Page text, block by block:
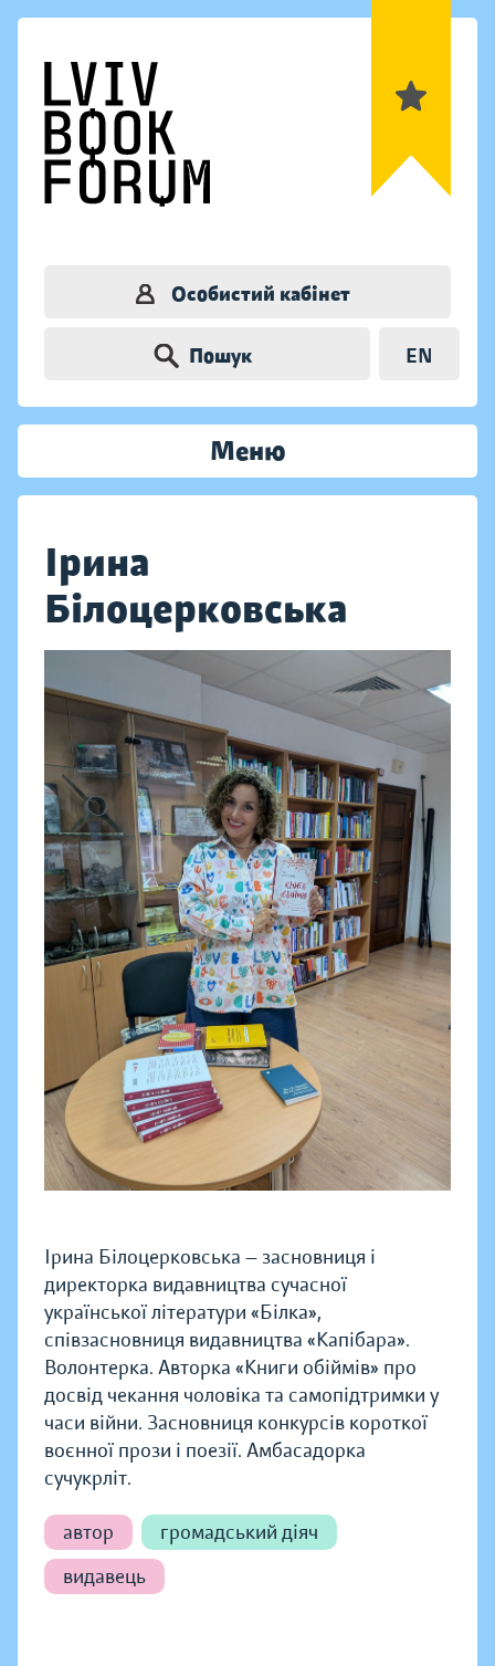
Особистий кабінет
Пошук EN
Меню
Ірина
Білоцерковська
Ірина Білоцерковська — засновниця і
директорка видавництва сучасної
української літератури «Білка»,
співзасновниця видавництва «Капібара».
Волонтерка. Авторка «Книги обіймів» про
досвід чекання чоловіка та самопідтримки у
часи війни. Засновниця конкурсів короткої
воєнної прози і поезії. Амбасадорка
сучукрліт.
автор
громадський діяч
видавець